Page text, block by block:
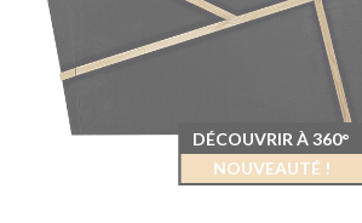
DÉCOUVRIR À 360°
NOUVEAUTÉ !